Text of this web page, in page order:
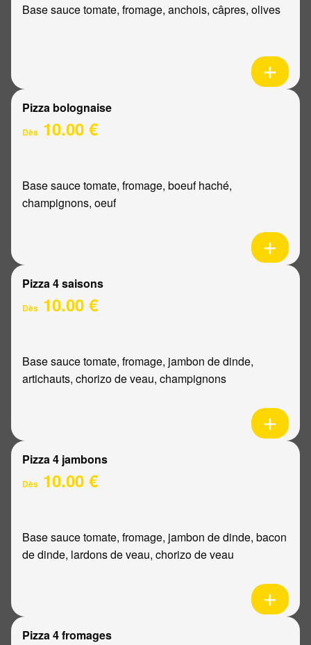
Base sauce tomate, fromage, anchois, câpres, olives
Pizza bolognaise
Dès 10.00 €
Base sauce tomate, fromage, boeuf haché,
champignons, oeuf
Pizza 4 saisons
Dès 10.00 €
Base sauce tomate, fromage, jambon de dinde,
artichauts, chorizo de veau, champignons
Pizza 4 jambons
Dès 10.00 €
Base sauce tomate, fromage, jambon de dinde, bacon
de dinde, lardons de veau, chorizo de veau
Pizza 4 fromages